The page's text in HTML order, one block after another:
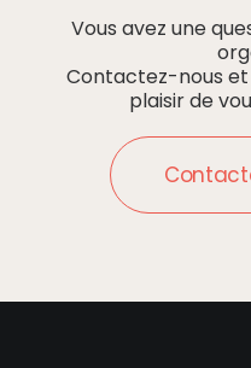
Vous avez une
Contactez-nous
plaisir de